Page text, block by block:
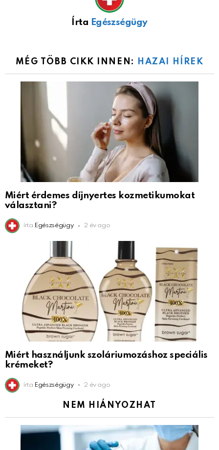
Írta Egészségügy
MÉG TÖBB CIKK INNEN: HAZAI HÍREK
Miért érdemes díjnyertes kozmetikumokat
választani?
írta Egészségügy 2 év ago
Miért használjunk szoláriumozáshoz speciális
krémeket?
írta Egészségügy 2 év ago
NEM HIÁNYOZHAT